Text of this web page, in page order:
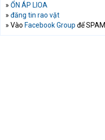
» ỔN ÁP LIOA
» đăng tin rao vặt
» Vào Facebook Group để SPAM